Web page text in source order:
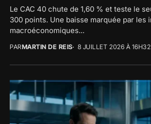
Le CAC 40 chute de 1,60 % et teste le
300 points. Une baisse marquée par les
macroéconomiques...
PARMARTIN DE REIS 8 JUILLET 2026 À 16H32